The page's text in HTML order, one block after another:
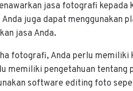
jasa fotografi
juga dapat menggunakan
jasa Anda.
fotografi, Anda perlu
memiliki pengetahuan
software editing foto